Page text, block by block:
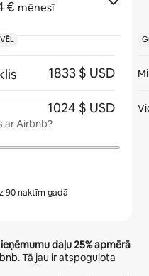
€ mēnesī
ar Airbnb?
90 naktīm gadā
ieņēmumu daļu25%apmērā
Tā jau ir atspoguļota
1833 $ USD
1024 $ USD